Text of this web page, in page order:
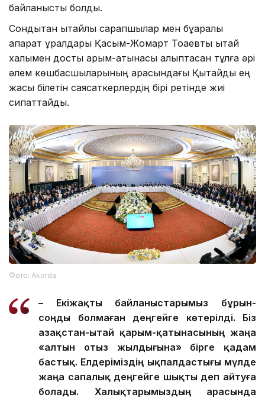
байланысты болды.
Сондықтан қытайлық сарапшылар мен бұқаралық
ақпарат құралдары Қасым-Жомарт Тоқаевты қытай
халқымен достық қарым-қатынасы қалыптасқан тұлға әрі
әлем көшбасшыларының арасындағы Қытайды ең
жақсы білетін саясаткерлердің бірі ретінде жиі
сипаттайды.
Фото: Аkorda
– Екіжақты байланыстарымыз бұрын-
соңды болмаған деңгейге көтерілді. Біз
Қазақстан-Қытай қарым-қатынасының жаңа
«алтын отыз жылдығына» бірге қадам
бастық. Елдеріміздің ықпалдастығы мүлде
жаңа сапалық деңгейге шықты деп айтуға
болады. Халықтарымыздың арасында